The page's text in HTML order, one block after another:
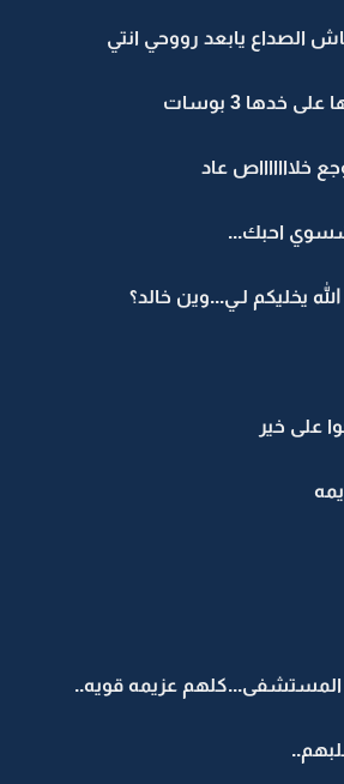
الصداع يابعد رووحي انتي
خدها 3 بوسات
خلاااااااص عاد
احبك...
يخليكم لـي...وين خالد؟
على خير
المستشفى...كلهم عزيمه قويه..